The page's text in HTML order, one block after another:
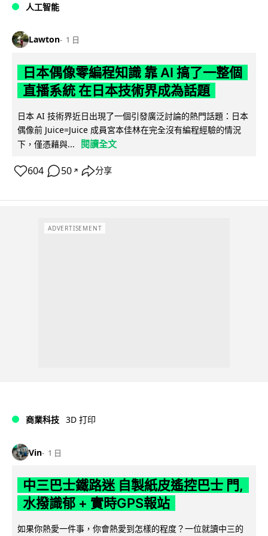
人工智能
Lawton 1 日
日本偶像零編程知識 靠 AI 搞了一整個
直播系統 在日本技術界成為話題
日本 AI 技術界近日出現了一個引發廣泛討論的熱門話題：日本
偶像前 Juice=Juice 成員宮本佳林在完全沒有編程經驗的情況
下，僅憑藉與...
閱讀全文
604 50 ↗ 分享
ADVERTISEMENT
商業科技 3D 打印
Vin 1 日
中三巴士鐵路迷 自製紙皮遙控巴士 門,
水撥識郁 + 實時GPS報站
如果你熱愛一件事，你會熱愛到怎樣的程度？一位就讀中三的